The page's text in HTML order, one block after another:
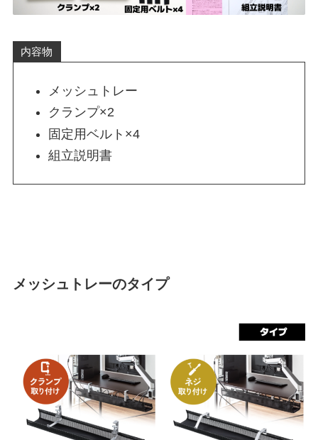
内容物
メッシュトレー
クランプ×2
固定用ベルト×4
組立説明書
メッシュトレーのタイプ